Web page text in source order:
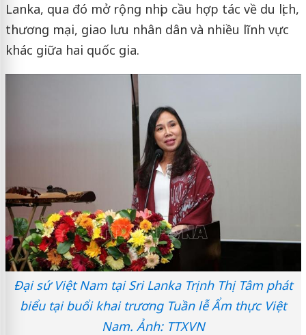
Lanka, qua đó mở rộng nhịp cầu hợp tác về du lịch,
thương mại, giao lưu nhân dân và nhiều lĩnh vực
khác giữa hai quốc gia.
Đại sứ Việt Nam tại Sri Lanka Trịnh Thị Tâm phát
biểu tại buổi khai trương Tuần lễ Ẩm thực Việt
Nam. Ảnh: TTXVN